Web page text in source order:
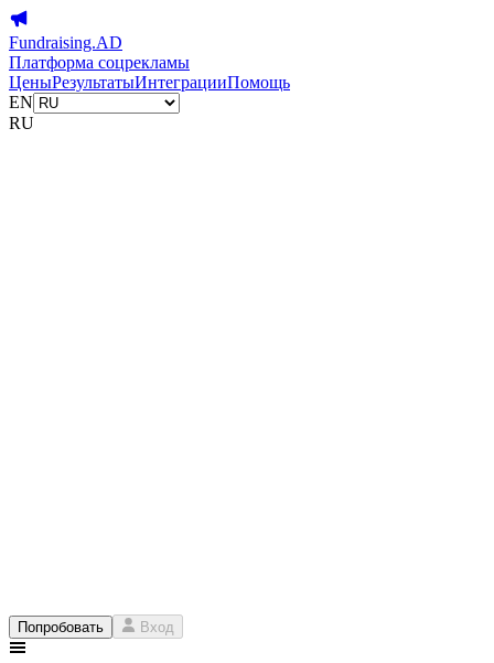
Fundraising.AD
Платформа соцрекламы
ЦеныРезультатыИнтеграцииПомощь
EN
RU
Попробовать Вход